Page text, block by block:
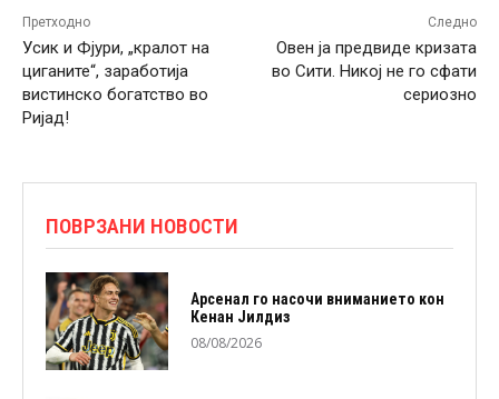
Претходно
Усик и Фјури, „кралот на
циганите“, заработија
вистинско богатство во
Ријад!
Следно
Овен ја предвиде кризата
во Сити. Никој не го сфати
сериозно
ПОВРЗАНИ НОВОСТИ
Арсенал го насочи вниманието кон
Кенан Јилдиз
08/08/2026